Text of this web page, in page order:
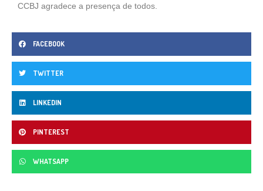
CCBJ agradece a presença de todos.
FACEBOOK
TWITTER
LINKEDIN
PINTEREST
WHATSAPP